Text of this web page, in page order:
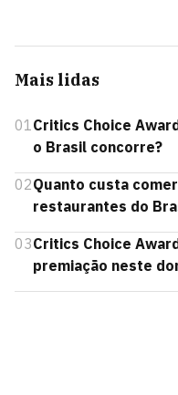
Mais lidas
01Critics Choice
o Brasil concorre?
02Quanto custa
restaurantes do
03Critics Choice
premiação neste